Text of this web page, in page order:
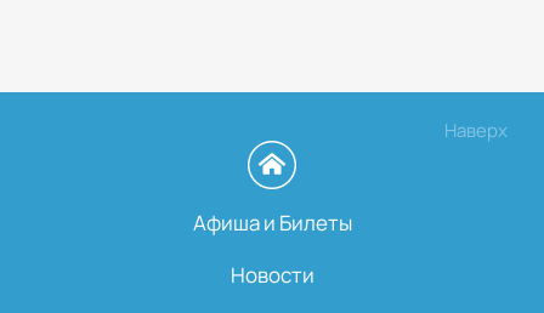
Наверх
Афиша и Билеты
Новости